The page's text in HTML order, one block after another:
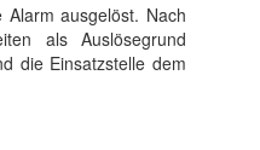
ausgelöst. Nach
als Auslösegrund
die Einsatzstelle dem